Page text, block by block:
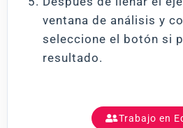
ventana de análisis y
seleccione el botón si
resultado.
Trabajo en